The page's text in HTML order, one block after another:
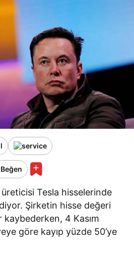
Beğen
Tesla hisselerinde
Şirketin hisse değeri
4 Kasım
göre kayıp yüzde 50’ye